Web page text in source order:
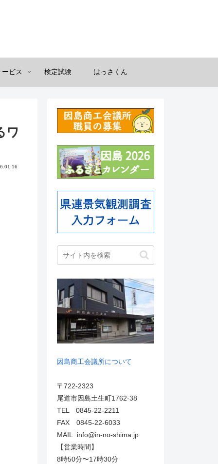
ビス 検定試験 はっさくん
ワ
因島商工会議所について
〒722-2323
尾道市因島土生町1762-38
TEL 0845-22-2211
FAX 0845-22-6033
MAIL info@in-no-shima.jp
【営業時間】
8時50分〜17時30分